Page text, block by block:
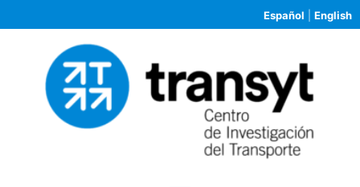
Español English